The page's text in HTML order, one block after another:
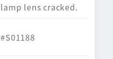
lamp lens cracked.
#S01188